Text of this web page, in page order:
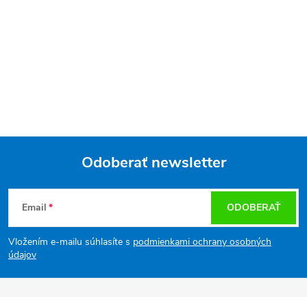
Z
á
p
Odoberať newsletter
Email
Vložením e-mailu súhlasíte s podmienkami ochrany osobných
údajov
ODOBERAŤ